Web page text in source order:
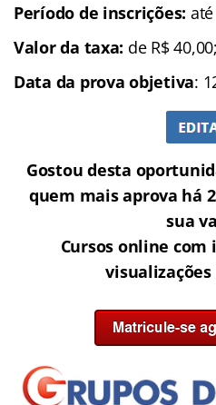
Período de inscrições:
Valor da taxa: de R$
Data da prova objetiva:
Gostou desta
quem mais aprova há
sua
Cursos online